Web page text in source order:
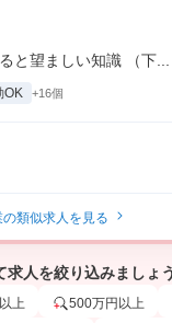
と望ましい知識 （下...
OK +16個
の類似求人を見る
求人を絞り込みましょ
上 500万円以上